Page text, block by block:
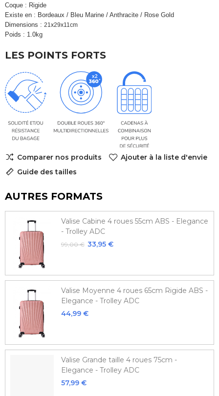
Coque : Rigide
Existe en : Bordeaux / Bleu Marine / Anthracite / Rose Gold
Dimensions : 21x29x11cm
Poids : 1.0kg
LES POINTS FORTS
Comparer nos produits
Ajouter à la liste d'envie
Guide des tailles
AUTRES FORMATS
Valise Cabine 4 roues 55cm ABS - Elegance
- Trolley ADC
99,00 € 33,95 €
Valise Moyenne 4 roues 65cm Rigide ABS -
Elegance - Trolley ADC
44,99 €
Valise Grande taille 4 roues 75cm -
Elegance - Trolley ADC
57,99 €